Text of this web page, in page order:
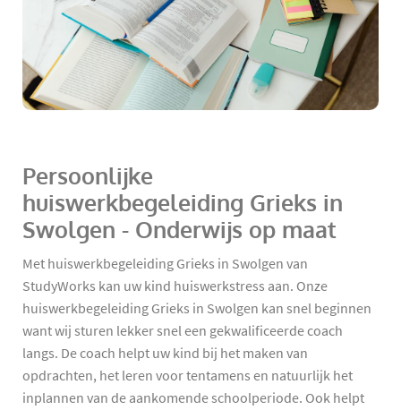
Persoonlijke
huiswerkbegeleiding Grieks in
Swolgen - Onderwijs op maat
Met huiswerkbegeleiding Grieks in Swolgen van
StudyWorks kan uw kind huiswerkstress aan. Onze
huiswerkbegeleiding Grieks in Swolgen kan snel beginnen
want wij sturen lekker snel een gekwalificeerde coach
langs. De coach helpt uw kind bij het maken van
opdrachten, het leren voor tentamens en natuurlijk het
inplannen van de aankomende schoolperiode. Ook helpt